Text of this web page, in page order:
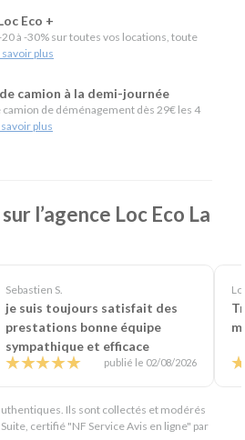
en groupe.
capacités pour un
des travaux ou le transport de
comme les camions
TPMR ou les voitures sans
à des besoins plus particuliers.
et accessible. Notre agence
même philosophie en mettant
pratiques comme la livraison sur
aller simple. Vous louez le
besoin, pour la durée qui vous
de proximité.
voiture à La Rochelle
km de La Rochelle Aéroport)
: Citadines-Routières-SUV-
Eco +
à -30% sur toutes vos locations, toute
savoir plus
camion à la demi-journée
camion de déménagement dès 29€ les 4
savoir plus
l’agence Loc Eco La
Sebastien S.
je suis toujours satisfait des
prestations bonne équipe
sympathique et efficace
publié le 02/08/2026
Ils sont collectés et modérés
certifié "NF Service Avis en ligne" par